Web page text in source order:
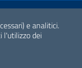
e analitici.
l'utilizzo dei